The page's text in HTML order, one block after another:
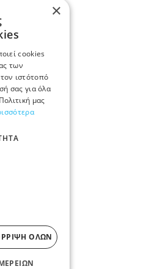
×
cookies
των
ιστότοπό
σας για όλα
μας
ΌΛΩΝ